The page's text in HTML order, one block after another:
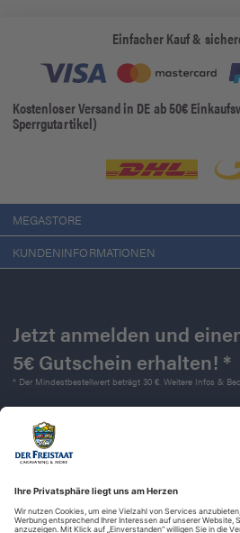
Einfacher Kauf &
Kostenloser Versand in DE ab 50€
Sperrgutartikel)
MEGASTORE
KUNDENINFORMATIONEN
Jetzt anmelden und
5€ Gutschein erhalten! *
* Der Mindestbestellwert beträgt 30 €. Weitere Infos &